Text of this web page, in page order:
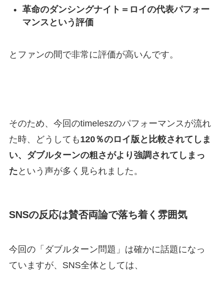
革命のダンシングナイト＝ロイの代表パフォー
マンスという評価
とファンの間で非常に評価が高いんです。
そのため、今回のtimeleszのパフォーマンスが流れ
た時、どうしても 120％のロイ版と比較されてしま
い、ダブルターンの粗さがより強調されてしまっ
た という声が多く見られました。
SNSの反応は賛否両論で落ち着く雰囲気
今回の「ダブルターン問題」は確かに話題になっ
ていますが、SNS全体としては、